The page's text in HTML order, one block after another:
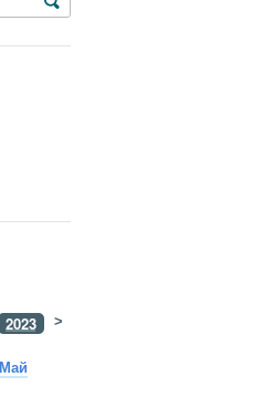
2023 2022
>
Май